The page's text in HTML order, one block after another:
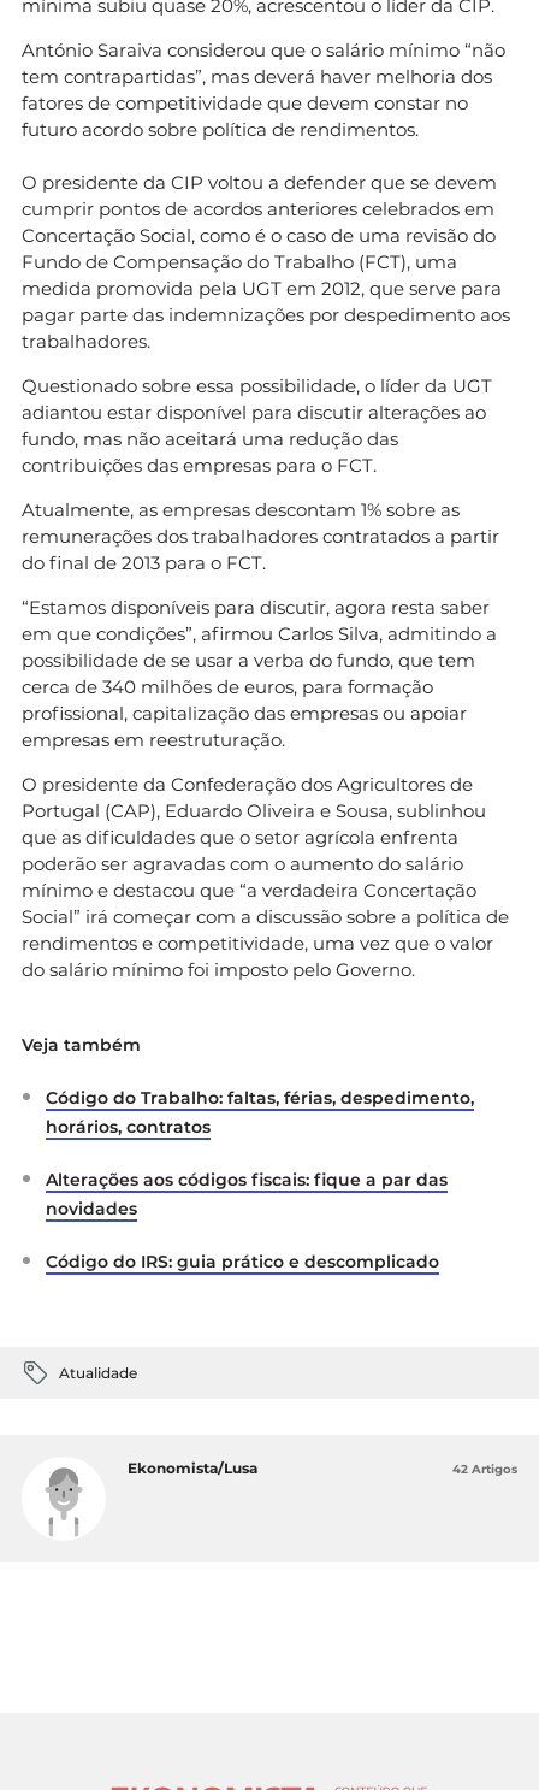
mínima subiu quase 20%, acrescentou o líder da CIP.
António Saraiva considerou que o salário mínimo “não
tem contrapartidas”, mas deverá haver melhoria dos
fatores de competitividade que devem constar no
futuro acordo sobre política de rendimentos.
O presidente da CIP voltou a defender que se devem
cumprir pontos de acordos anteriores celebrados em
Concertação Social, como é o caso de uma revisão do
Fundo de Compensação do Trabalho (FCT), uma
medida promovida pela UGT em 2012, que serve para
pagar parte das indemnizações por despedimento aos
trabalhadores.
Questionado sobre essa possibilidade, o líder da UGT
adiantou estar disponível para discutir alterações ao
fundo, mas não aceitará uma redução das
contribuições das empresas para o FCT.
Atualmente, as empresas descontam 1% sobre as
remunerações dos trabalhadores contratados a partir
do final de 2013 para o FCT.
“Estamos disponíveis para discutir, agora resta saber
em que condições”, afirmou Carlos Silva, admitindo a
possibilidade de se usar a verba do fundo, que tem
cerca de 340 milhões de euros, para formação
profissional, capitalização das empresas ou apoiar
empresas em reestruturação.
O presidente da Confederação dos Agricultores de
Portugal (CAP), Eduardo Oliveira e Sousa, sublinhou
que as dificuldades que o setor agrícola enfrenta
poderão ser agravadas com o aumento do salário
mínimo e destacou que “a verdadeira Concertação
Social” irá começar com a discussão sobre a política de
rendimentos e competitividade, uma vez que o valor
do salário mínimo foi imposto pelo Governo.
Veja também
Código do Trabalho: faltas, férias, despedimento,
horários, contratos
Alterações aos códigos fiscais: fique a par das
novidades
Código do IRS: guia prático e descomplicado
Atualidade
Ekonomista/Lusa 42 Artigos